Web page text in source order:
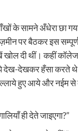
के सामने अँधेरा छा
ज़मीन पर बैठकर इस
दी थीं। कहीं कॉलेज
देख-देखकर हँसा करते थे
हुए आये और नईम से
ही देते जाइएगा?”